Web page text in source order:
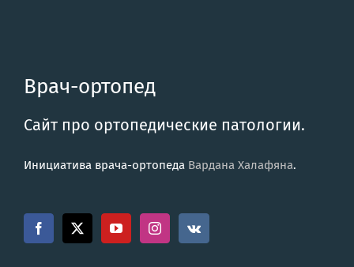
Врач-ортопед
Сайт про ортопедические патологии.
Инициатива врача-ортопеда Вардана Халафяна.